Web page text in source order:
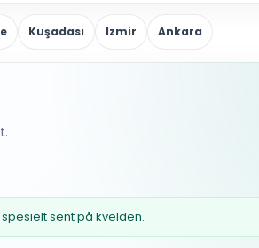
Kuşadası Izmir Ankara
sent på kvelden.